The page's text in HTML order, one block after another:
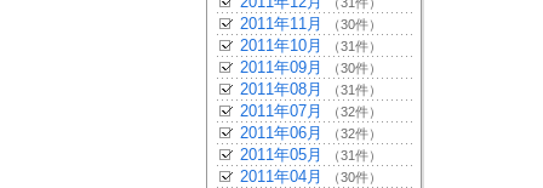
2011年11月 （30件）
2011年10月 （31件）
2011年09月 （30件）
2011年08月 （31件）
2011年07月 （32件）
2011年06月 （32件）
2011年05月 （31件）
2011年04月 （30件）